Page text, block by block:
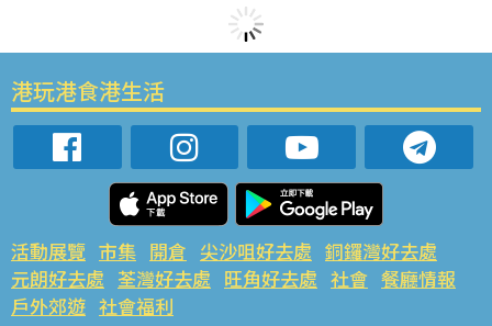
港玩港食港生活
活動展覽 市集 開倉 尖沙咀好去處 銅鑼灣好去處
元朗好去處 荃灣好去處 旺角好去處 社會 餐廳情報
戶外郊遊 社會福利